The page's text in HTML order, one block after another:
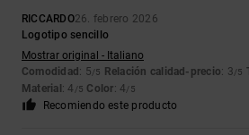
RICCARDO26. febrero 2026
Logotipo sencillo
Mostrar original - Italiano
Comodidad : 5/5 Relación calidad-precio: 3/5
Material : 4 /5 Color: 4/5
Recomiendo este producto